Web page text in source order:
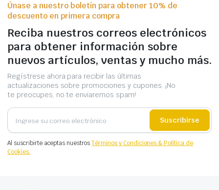
Únase a nuestro boletín para obtener 10% de
descuento en primera compra
Reciba nuestros correos electrónicos
para obtener información sobre
nuevos artículos, ventas y mucho más.
Regístrese ahora para recibir las últimas
actualizaciones sobre promociones y cupones. ¡No
te preocupes, no te enviaremos spam!
Suscribirse
Al suscribirte aceptas nuestrosTérminos y Condiciones & Política de
Cookies.